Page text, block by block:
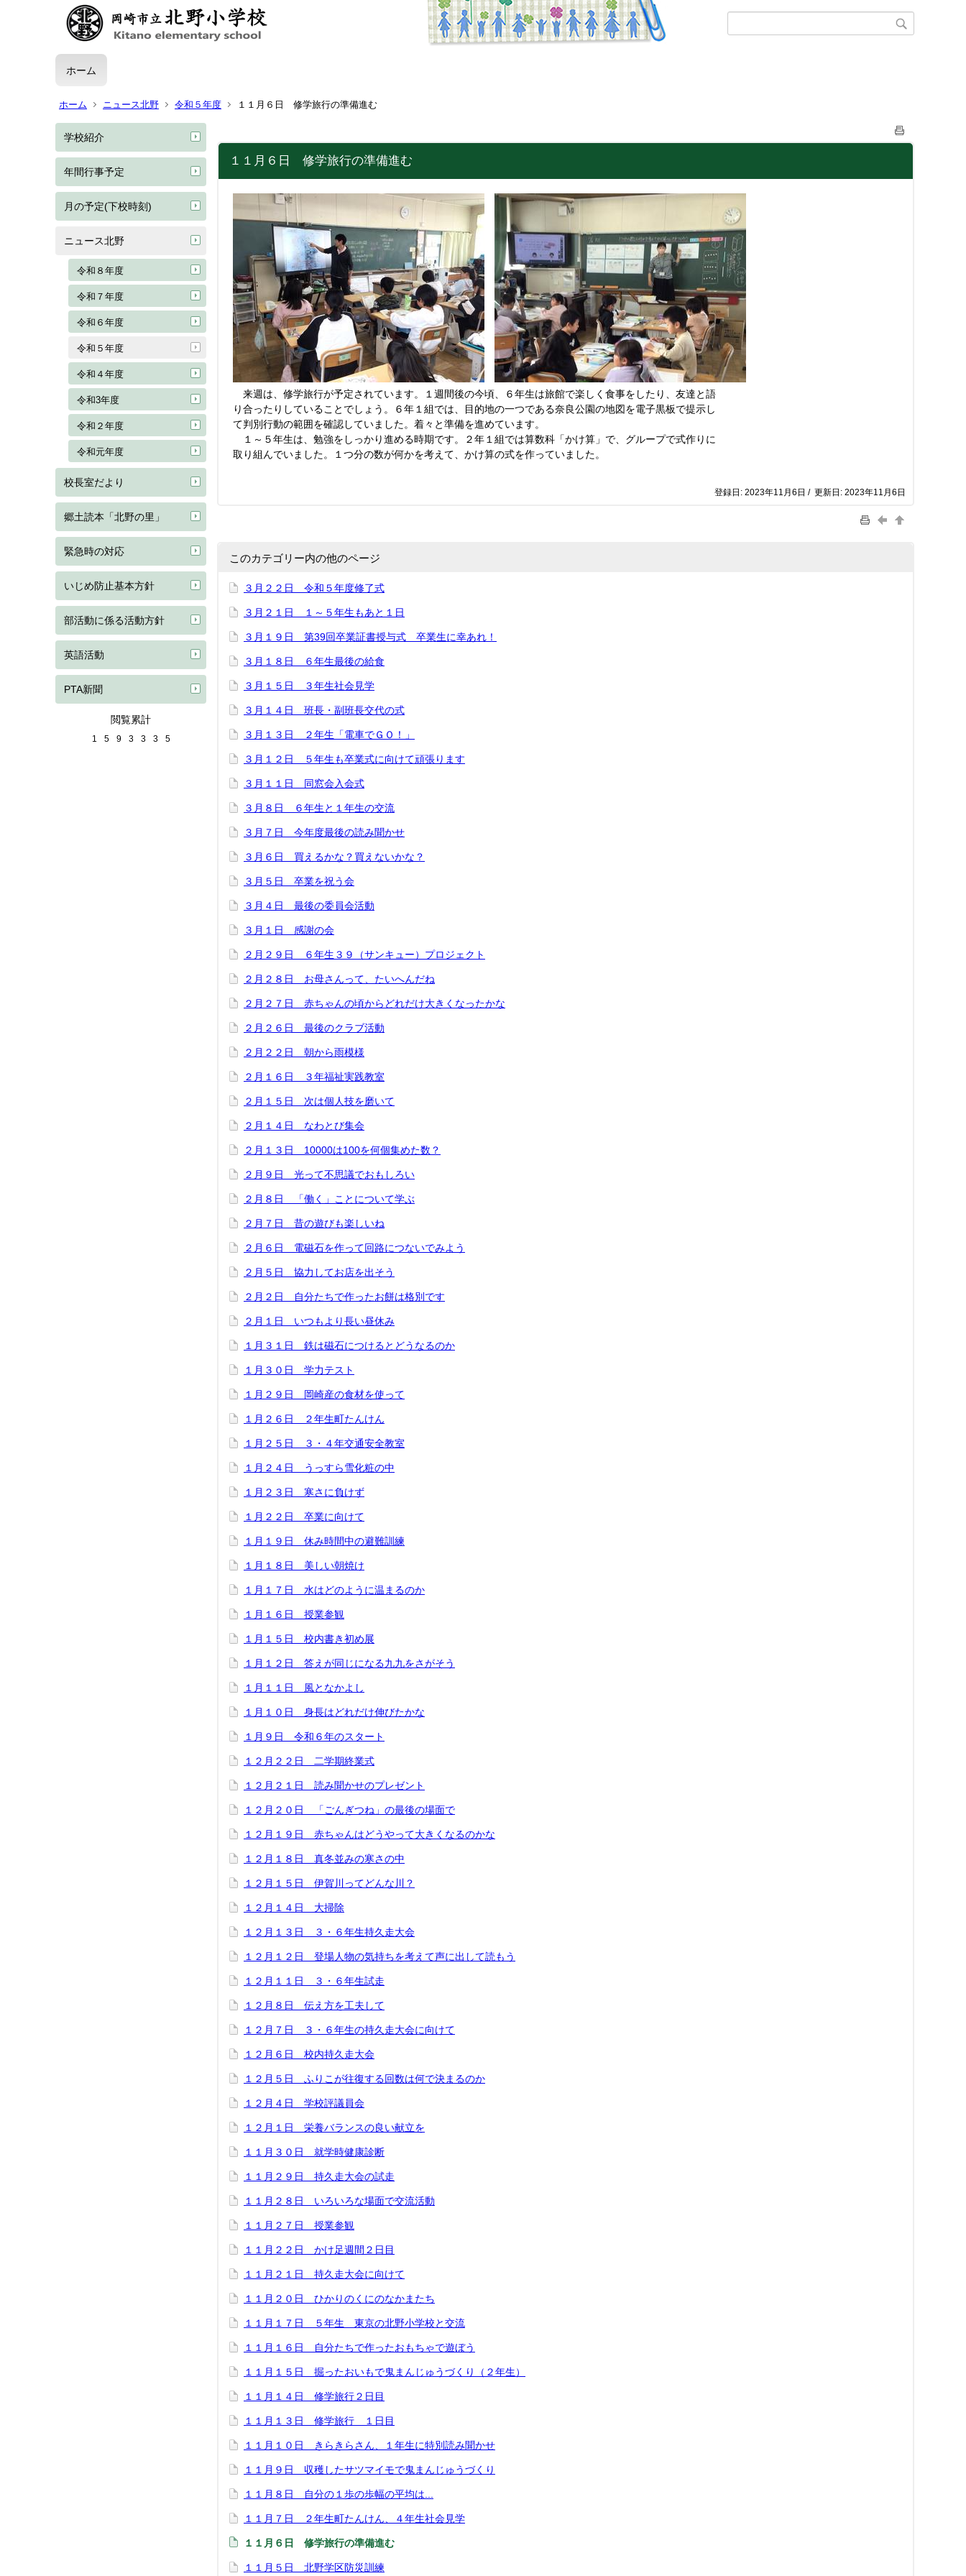
ホーム
ホーム ニュース北野 令和５年度 １１月６日 修学旅行の準備進む
学校紹介
年間行事予定
月の予定(下校時刻)
ニュース北野
令和８年度
令和７年度
令和６年度
令和５年度
令和４年度
令和3年度
令和２年度
令和元年度
校長室だより
郷土読本「北野の里」
緊急時の対応
いじめ防止基本方針
部活動に係る活動方針
英語活動
PTA新聞
閲覧累計
1 5 9 3 3 3 5
１１月６日 修学旅行の準備進む
来週は、修学旅行が予定されています。１週間後の今頃、６年生は旅館で楽しく食事をしたり、友達と語
り合ったりしていることでしょう。６年１組では、目的地の一つである奈良公園の地図を電子黒板で提示し
て判別行動の範囲を確認していました。着々と準備を進めています。
１～５年生は、勉強をしっかり進める時期です。２年１組では算数科「かけ算」で、グループで式作りに
取り組んでいました。１つ分の数が何かを考えて、かけ算の式を作っていました。
登録日: 2023年11月6日 / 更新日: 2023年11月6日
このカテゴリー内の他のページ
３月２２日 令和５年度修了式
３月２１日 １～５年生もあと１日
３月１９日 第39回卒業証書授与式 卒業生に幸あれ！
３月１８日 ６年生最後の給食
３月１５日 ３年生社会見学
３月１４日 班長・副班長交代の式
３月１３日 ２年生「電車でＧＯ！」
３月１２日 ５年生も卒業式に向けて頑張ります
３月１１日 同窓会入会式
３月８日 ６年生と１年生の交流
３月７日 今年度最後の読み聞かせ
３月６日 買えるかな？買えないかな？
３月５日 卒業を祝う会
３月４日 最後の委員会活動
３月１日 感謝の会
２月２９日 ６年生３９（サンキュー）プロジェクト
２月２８日 お母さんって、たいへんだね
２月２７日 赤ちゃんの頃からどれだけ大きくなったかな
２月２６日 最後のクラブ活動
２月２２日 朝から雨模様
２月１６日 ３年福祉実践教室
２月１５日 次は個人技を磨いて
２月１４日 なわとび集会
２月１３日 10000は100を何個集めた数？
２月９日 光って不思議でおもしろい
２月８日 「働く」ことについて学ぶ
２月７日 昔の遊びも楽しいね
２月６日 電磁石を作って回路につないでみよう
２月５日 協力してお店を出そう
２月２日 自分たちで作ったお餅は格別です
２月１日 いつもより長い昼休み
１月３１日 鉄は磁石につけるとどうなるのか
１月３０日 学力テスト
１月２９日 岡崎産の食材を使って
１月２６日 ２年生町たんけん
１月２５日 ３・４年交通安全教室
１月２４日 うっすら雪化粧の中
１月２３日 寒さに負けず
１月２２日 卒業に向けて
１月１９日 休み時間中の避難訓練
１月１８日 美しい朝焼け
１月１７日 水はどのように温まるのか
１月１６日 授業参観
１月１５日 校内書き初め展
１月１２日 答えが同じになる九九をさがそう
１月１１日 風となかよし
１月１０日 身長はどれだけ伸びたかな
１月９日 令和６年のスタート
１２月２２日 二学期終業式
１２月２１日 読み聞かせのプレゼント
１２月２０日 「ごんぎつね」の最後の場面で
１２月１９日 赤ちゃんはどうやって大きくなるのかな
１２月１８日 真冬並みの寒さの中
１２月１５日 伊賀川ってどんな川？
１２月１４日 大掃除
１２月１３日 ３・６年生持久走大会
１２月１２日 登場人物の気持ちを考えて声に出して読もう
１２月１１日 ３・６年生試走
１２月８日 伝え方を工夫して
１２月７日 ３・６年生の持久走大会に向けて
１２月６日 校内持久走大会
１２月５日 ふりこが往復する回数は何で決まるのか
１２月４日 学校評議員会
１２月１日 栄養バランスの良い献立を
１１月３０日 就学時健康診断
１１月２９日 持久走大会の試走
１１月２８日 いろいろな場面で交流活動
１１月２７日 授業参観
１１月２２日 かけ足週間２日目
１１月２１日 持久走大会に向けて
１１月２０日 ひかりのくにのなかまたち
１１月１７日 ５年生 東京の北野小学校と交流
１１月１６日 自分たちで作ったおもちゃで遊ぼう
１１月１５日 掘ったおいもで鬼まんじゅうづくり（２年生）
１１月１４日 修学旅行２日目
１１月１３日 修学旅行 １日目
１１月１０日 きらきらさん、１年生に特別読み聞かせ
１１月９日 収穫したサツマイモで鬼まんじゅうづくり
１１月８日 自分の１歩の歩幅の平均は...
１１月７日 ２年生町たんけん、４年生社会見学
１１月６日 修学旅行の準備進む
１１月５日 北野学区防災訓練